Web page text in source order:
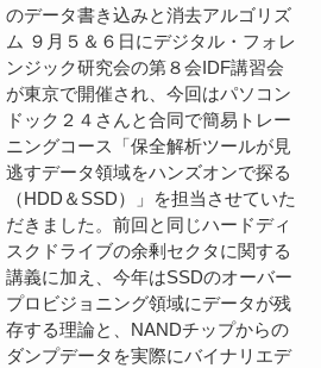
のデータ書き込みと消去アルゴリズ
ム ９月５＆６日にデジタル・フォレ
ンジック研究会の第８会IDF講習会
が東京で開催され、今回はパソコン
ドック２４さんと合同で簡易トレー
ニングコース「保全解析ツールが見
逃すデータ領域をハンズオンで探る
（HDD＆SSD）」を担当させていた
だきました。前回と同じハードディ
スクドライブの余剰セクタに関する
講義に加え、今年はSSDのオーバー
プロビジョニング領域にデータが残
存する理論と、NANDチップからの
ダンプデータを実際にバイナリエデ